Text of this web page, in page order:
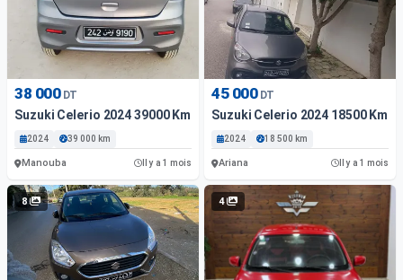
38 000 DT
Suzuki Celerio 2024 39000 Km
2024 39 000 km
Manouba Il y a 1 mois
45 000 DT
Suzuki Celerio 2024 18500 Km
2024 18 500 km
Ariana Il y a 1 mois
8 4